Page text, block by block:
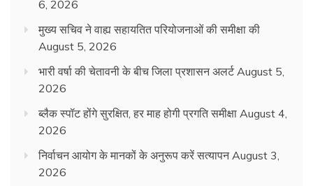
6, 2026
मुख्य सचिव ने वाह्य सहायतित परियोजनाओं की समीक्षा की
August 5, 2026
भारी वर्षा की चेतावनी के बीच जिला प्रशासन अलर्ट August 5,
2026
ब्लैक स्पॉट होंगे सुरक्षित, हर माह होगी प्रगति समीक्षा August 4,
2026
निर्वाचन आयोग के मानकों के अनुरूप करें सत्यापन August 3,
2026